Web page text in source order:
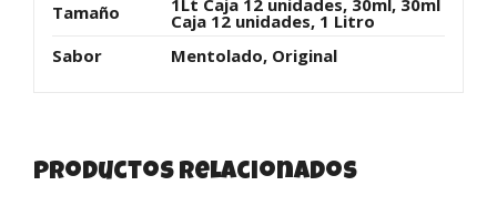
Tamaño
Caja 12 unidades, 1 Litro
Sabor
Mentolado, Original
Productos relacionados